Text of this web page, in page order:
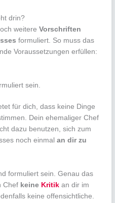
drin?
weitereVorschriften
formuliert. So muss das
Voraussetzungen erfüllen:
sein.
für dich, dass keine Dinge
Dein ehemaliger Chef
dazu benutzen, sich zum
noch einmalan dir zu
formuliert sein. Genau das
Chef keine Kritik an dir im
keine offensichtliche.